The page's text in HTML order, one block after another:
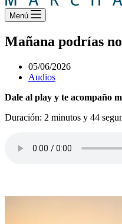
Menú
Mañana podrías
05/06/2026
Audios
Dale al play y te acompaño
Duración: 2 minutos y 44